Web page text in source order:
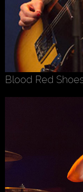
Blood Red